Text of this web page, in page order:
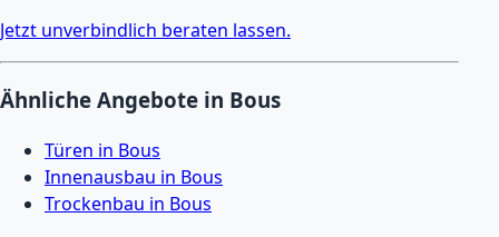
Jetzt unverbindlich beraten lassen.
Ähnliche Angebote in Bous
Türen in Bous
Innenausbau in Bous
Trockenbau in Bous